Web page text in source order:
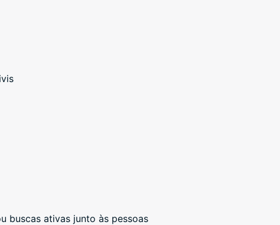
buscas ativas junto às pessoas